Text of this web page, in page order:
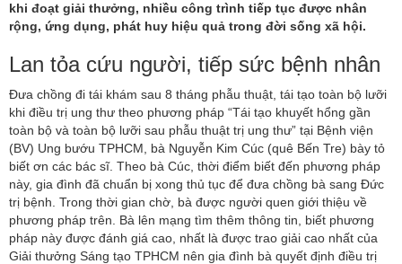
khi đoạt giải thưởng, nhiều công trình tiếp tục được nhân
rộng, ứng dụng, phát huy hiệu quả trong đời sống xã hội.
Lan tỏa cứu người, tiếp sức bệnh nhân
Đưa chồng đi tái khám sau 8 tháng phẫu thuật, tái tạo toàn bộ lưỡi
khi điều trị ung thư theo phương pháp “Tái tạo khuyết hổng gần
toàn bộ và toàn bộ lưỡi sau phẫu thuật trị ung thư” tại Bệnh viện
(BV) Ung bướu TPHCM, bà Nguyễn Kim Cúc (quê Bến Tre) bày tỏ
biết ơn các bác sĩ. Theo bà Cúc, thời điểm biết đến phương pháp
này, gia đình đã chuẩn bị xong thủ tục để đưa chồng bà sang Đức
trị bệnh. Trong thời gian chờ, bà được người quen giới thiệu về
phương pháp trên. Bà lên mạng tìm thêm thông tin, biết phương
pháp này được đánh giá cao, nhất là được trao giải cao nhất của
Giải thưởng Sáng tạo TPHCM nên gia đình bà quyết định điều trị